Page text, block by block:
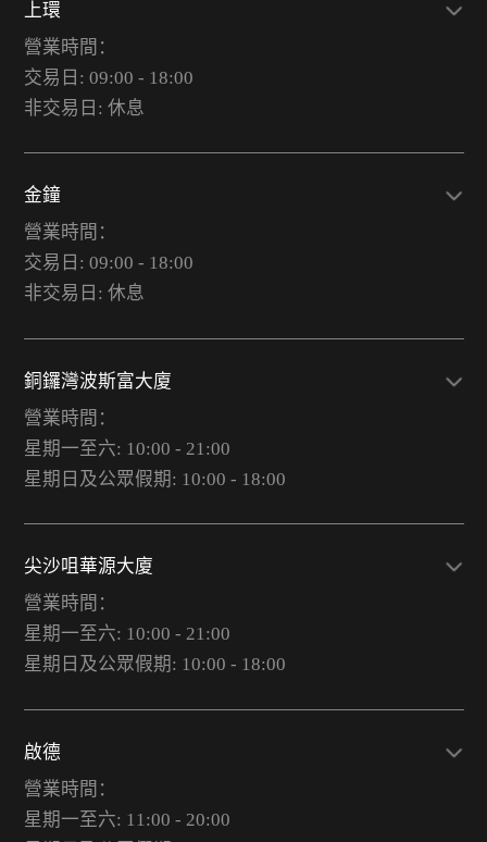
上環
營業時間：
交易日: 09:00 - 18:00
非交易日: 休息
金鐘
營業時間：
交易日: 09:00 - 18:00
非交易日: 休息
銅鑼灣波斯富大廈
營業時間：
星期一至六: 10:00 - 21:00
星期日及公眾假期: 10:00 - 18:00
尖沙咀華源大廈
營業時間：
星期一至六: 10:00 - 21:00
星期日及公眾假期: 10:00 - 18:00
啟德
營業時間：
星期一至六: 11:00 - 20:00